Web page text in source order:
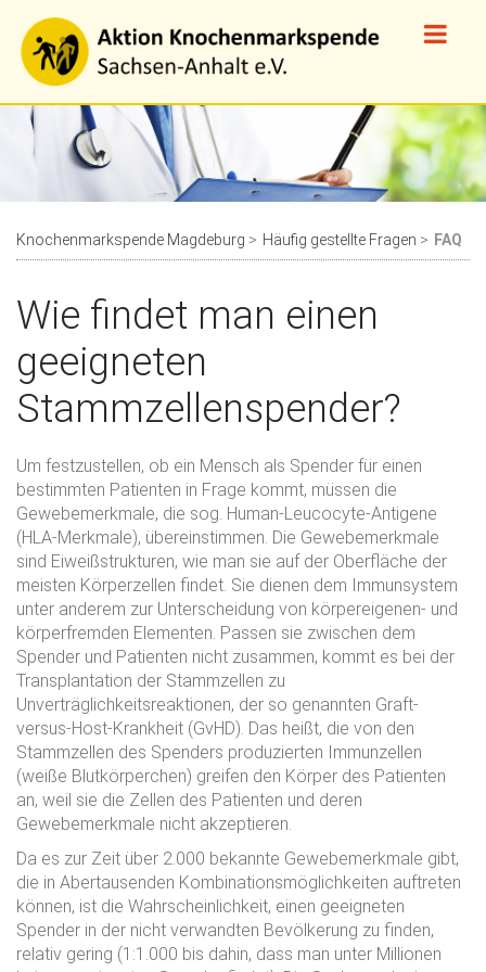
Knochenmarkspende Magdeburg Häufig gestellte Fragen FAQ
Wie findet man einen
geeigneten
Stammzellenspender?
Um festzustellen, ob ein Mensch als Spender für einen
bestimmten Patienten in Frage kommt, müssen die
Gewebemerkmale, die sog. Human-Leucocyte-Antigene
(HLA-Merkmale), übereinstimmen. Die Gewebemerkmale
sind Eiweißstrukturen, wie man sie auf der Oberfläche der
meisten Körperzellen findet. Sie dienen dem Immunsystem
unter anderem zur Unterscheidung von körpereigenen- und
körperfremden Elementen. Passen sie zwischen dem
Spender und Patienten nicht zusammen, kommt es bei der
Transplantation der Stammzellen zu
Unverträglichkeitsreaktionen, der so genannten Graft-
versus-Host-Krankheit (GvHD). Das heißt, die von den
Stammzellen des Spenders produzierten Immunzellen
(weiße Blutkörperchen) greifen den Körper des Patienten
an, weil sie die Zellen des Patienten und deren
Gewebemerkmale nicht akzeptieren.
Da es zur Zeit über 2.000 bekannte Gewebemerkmale gibt,
die in Abertausenden Kombinationsmöglichkeiten auftreten
können, ist die Wahrscheinlichkeit, einen geeigneten
Spender in der nicht verwandten Bevölkerung zu finden,
relativ gering (1:1.000 bis dahin, dass man unter Millionen